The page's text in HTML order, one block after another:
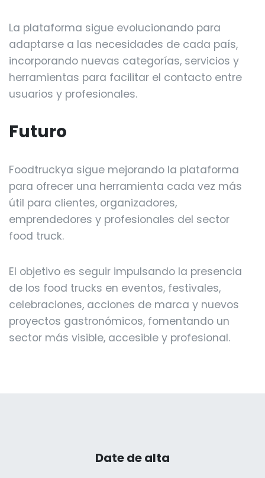
La plataforma sigue evolucionando para
adaptarse a las necesidades de cada país,
incorporando nuevas categorías, servicios y
herramientas para facilitar el contacto entre
usuarios y profesionales.
Futuro
Foodtruckya sigue mejorando la plataforma
para ofrecer una herramienta cada vez más
útil para clientes, organizadores,
emprendedores y profesionales del sector
food truck.
El objetivo es seguir impulsando la presencia
de los food trucks en eventos, festivales,
celebraciones, acciones de marca y nuevos
proyectos gastronómicos, fomentando un
sector más visible, accesible y profesional.
Date de alta